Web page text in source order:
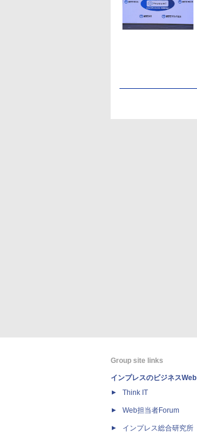
Group site links
インプレスのビジネスWeb
Think IT
Web担当者Forum
インプレス総合研究所